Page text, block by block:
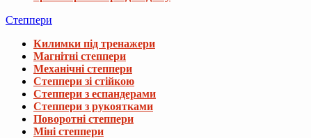
Степпери
Килимки під тренажери
Магнітні степпери
Механічні степпери
Степпери зі стійкою
Степпери з еспандерами
Степпери з рукоятками
Поворотні степпери
Міні степпери